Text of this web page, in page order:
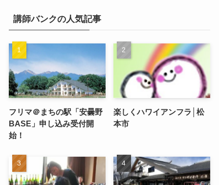
講師バンクの人気記事
フリマ＠まちの駅「安曇野
BASE」申し込み受付開
始！
楽しくハワイアンフラ│松
本市